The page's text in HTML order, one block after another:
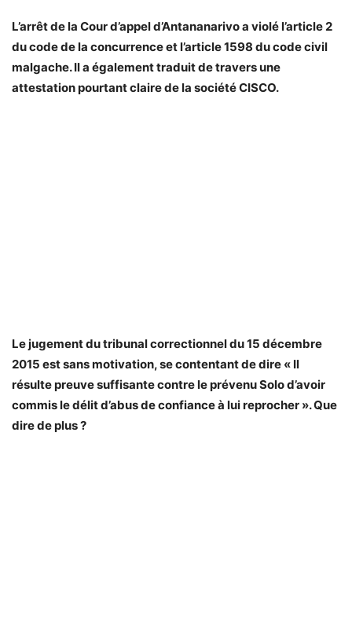
L’arrêt de la Cour d’appel d’Antananarivo a violé l’article 2
du code de la concurrence et l’article 1598 du code civil
malgache. Il a également traduit de travers une
attestation pourtant claire de la société CISCO.
Le jugement du tribunal correctionnel du 15 décembre
2015 est sans motivation, se contentant de dire « Il
résulte preuve suffisante contre le prévenu Solo d’avoir
commis le délit d’abus de confiance à lui reprocher ». Que
dire de plus ?